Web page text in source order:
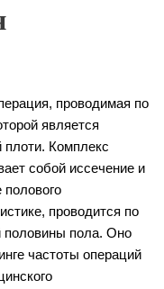
проводимая по
является
плоти. Комплекс
собой иссечение и
проводится по
половины пола. Оно
частоты операций